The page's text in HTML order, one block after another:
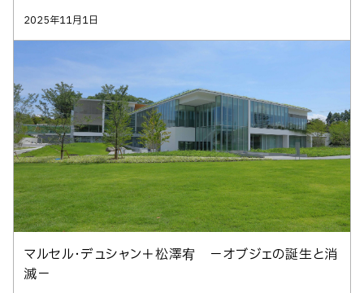
2025年11月1日
マルセル・デュシャン＋松澤宥 －オブジェの誕生と消
滅－